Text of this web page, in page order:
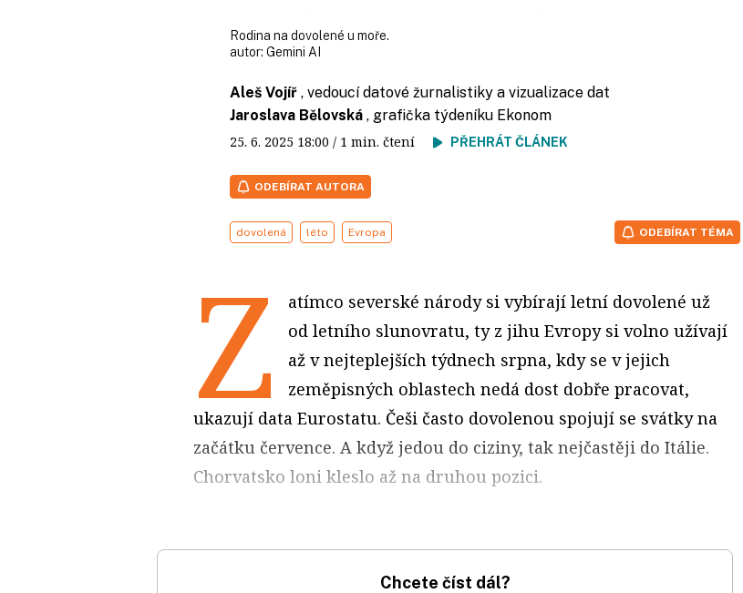
Rodina na dovolené u moře.
autor: Gemini AI
Aleš Vojíř , vedoucí datové žurnalistiky a vizualizace dat
Jaroslava Bělovská , grafička týdeníku Ekonom
25. 6. 2025 18:00 / 1 min. čtení PŘEHRÁT ČLÁNEK
ODEBÍRAT AUTORA
dovolená léto Evropa ODEBÍRAT TÉMA
Z
atímco severské národy si vybírají letní dovolené už
od letního slunovratu, ty z jihu Evropy si volno užívají
až v nejteplejších týdnech srpna, kdy se v jejich
zeměpisných oblastech nedá dost dobře pracovat,
ukazují data Eurostatu. Češi často dovolenou spojují se svátky na
začátku července. A když jedou do ciziny, tak nejčastěji do Itálie.
Chorvatsko loni kleslo až na druhou pozici.
Chcete číst dál?